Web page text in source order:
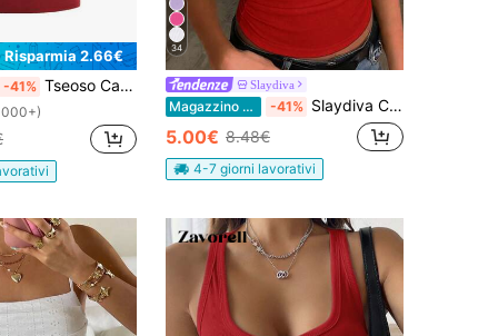
Risparmia 2.66€
-41% Tseoso Canotta Tinta Unita
34
Slaydiva
Magazzino EU -41% Slaydiva Canotta rossa da donna, casual estiva, girocollo a costine, schiena scoperta, spalle scoperte, top basic versatile tinta unita per appuntamenti, feste, sport & yoga, spiaggia
5.00€ 8.48€
4-7 giorni lavorativi